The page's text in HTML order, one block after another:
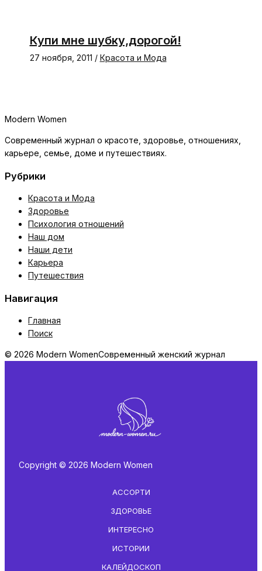
Купи мне шубку,дорогой!
27 ноября, 2011 / Красота и Мода
Modern Women
Современный журнал о красоте, здоровье, отношениях,
карьере, семье, доме и путешествиях.
Рубрики
Красота и Мода
Здоровье
Психология отношений
Наш дом
Наши дети
Карьера
Путешествия
Навигация
Главная
Поиск
© 2026 Modern WomenСовременный женский журнал
Copyright © 2026 Modern Women
АССОРТИ
ЗДОРОВЬЕ
ИНТЕРЕСНО
ИСТОРИИ
КАЛЕЙДОСКОП